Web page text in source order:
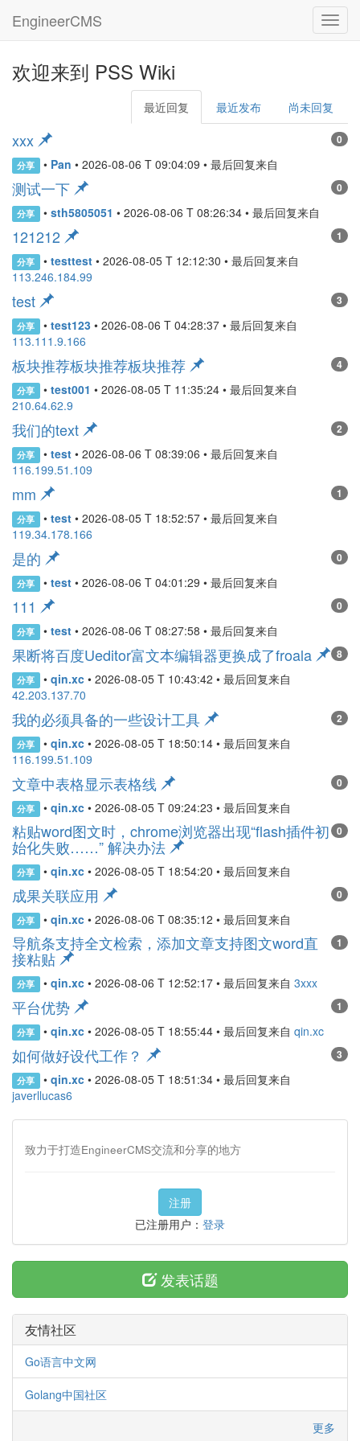
3xxx
EngineerCMS
欢迎来到 PSS Wiki
最近回复 最近发布 尚未回复
0
xxx
分享 • Pan • 2026-08-06 T 09:04:09 • 最后回复来自
0
测试一下
分享 • sth5805051 • 2026-08-06 T 08:26:34• 最后回复来自
1
121212
分享 • testtest• 2026-08-05 T 12:12:30 • 最后回复来自
113.246.184.99
3
test
分享 • test123• 2026-08-06 T 04:28:37• 最后回复来自
113.111.9.166
4
板块推荐板块推荐板块推荐
分享 • test001 • 2026-08-05 T 11:35:24• 最后回复来自
210.64.62.9
2
我们的text
分享 • test• 2026-08-06 T 08:39:06 • 最后回复来自
116.199.51.109
1
mm
分享 • test• 2026-08-05 T 18:52:57• 最后回复来自
119.34.178.166
0
是的
分享 • test• 2026-08-06 T 04:01:29 • 最后回复来自
0
111
分享 • test• 2026-08-06 T 08:27:58 • 最后回复来自
8
果断将百度Ueditor富文本编辑器更换成了froala
分享 • qin.xc• 2026-08-05 T 10:43:42 • 最后回复来自
42.203.137.70
2
我的必须具备的一些设计工具
分享 • qin.xc• 2026-08-05 T 18:50:14• 最后回复来自
116.199.51.109
0
文章中表格显示表格线
分享 • qin.xc• 2026-08-05 T 09:24:23 • 最后回复来自
0
粘贴word图文时，chrome浏览器出现“flash插件初
始化失败……” 解决办法
分享 • qin.xc• 2026-08-05 T 18:54:20 • 最后回复来自
0
成果关联应用
分享 • qin.xc• 2026-08-06 T 08:35:12 • 最后回复来自
1
导航条支持全文检索，添加文章支持图文word直
接粘贴
分享 • qin.xc• 2026-08-06 T 12:52:17• 最后回复来自 3xxx
1
平台优势
分享 • qin.xc• 2026-08-05 T 18:55:44• 最后回复来自 qin.xc
3
如何做好设代工作？
分享 • qin.xc• 2026-08-05 T 18:51:34• 最后回复来自
javerllucas6
致力于打造EngineerCMS交流和分享的地方
注册
已注册用户： 登录
发表话题
友情社区
Go语言中文网
Golang中国社区
更多